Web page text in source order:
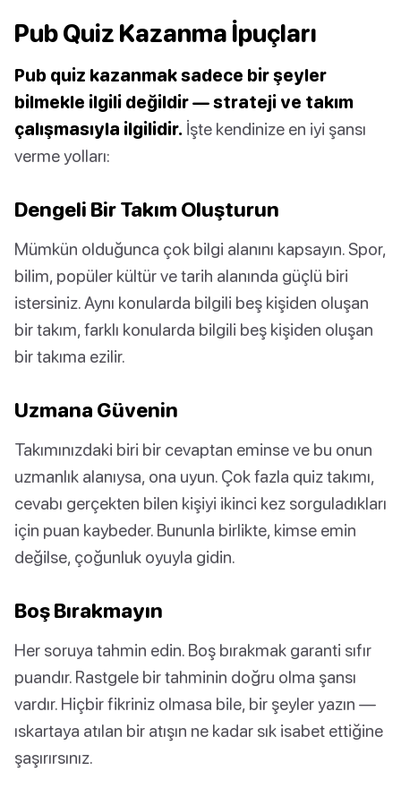
Pub Quiz Kazanma İpuçları
Pub quiz kazanmak sadece bir şeyler
bilmekle ilgili değildir — strateji ve takım
çalışmasıyla ilgilidir. İşte kendinize en iyi şansı
verme yolları:
Dengeli Bir Takım Oluşturun
Mümkün olduğunca çok bilgi alanını kapsayın. Spor,
bilim, popüler kültür ve tarih alanında güçlü biri
istersiniz. Aynı konularda bilgili beş kişiden oluşan
bir takım, farklı konularda bilgili beş kişiden oluşan
bir takıma ezilir.
Uzmana Güvenin
Takımınızdaki biri bir cevaptan eminse ve bu onun
uzmanlık alanıysa, ona uyun. Çok fazla quiz takımı,
cevabı gerçekten bilen kişiyi ikinci kez sorguladıkları
için puan kaybeder. Bununla birlikte, kimse emin
değilse, çoğunluk oyuyla gidin.
Boş Bırakmayın
Her soruya tahmin edin. Boş bırakmak garanti sıfır
puandır. Rastgele bir tahminin doğru olma şansı
vardır. Hiçbir fikriniz olmasa bile, bir şeyler yazın —
ıskartaya atılan bir atışın ne kadar sık isabet ettiğine
şaşırırsınız.